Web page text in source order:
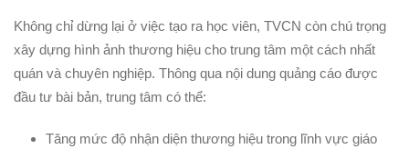
Không chỉ dừng lại ở việc tạo ra học viên, TVCN còn chú trọng
xây dựng hình ảnh thương hiệu cho trung tâm một cách nhất
quán và chuyên nghiệp. Thông qua nội dung quảng cáo được
đầu tư bài bản, trung tâm có thể:
Tăng mức độ nhận diện thương hiệu trong lĩnh vực giáo